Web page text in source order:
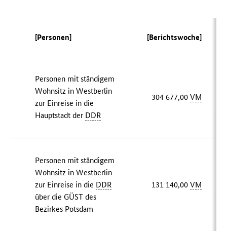
[Personen] [Berichtswoche]
Personen mit ständigem
Wohnsitz in Westberlin
zur Einreise in die
Hauptstadt der DDR
304 677,00VM
Personen mit ständigem
Wohnsitz in Westberlin
zur Einreise in die DDR
über die GÜST des
Bezirkes Potsdam
131 140,00VM